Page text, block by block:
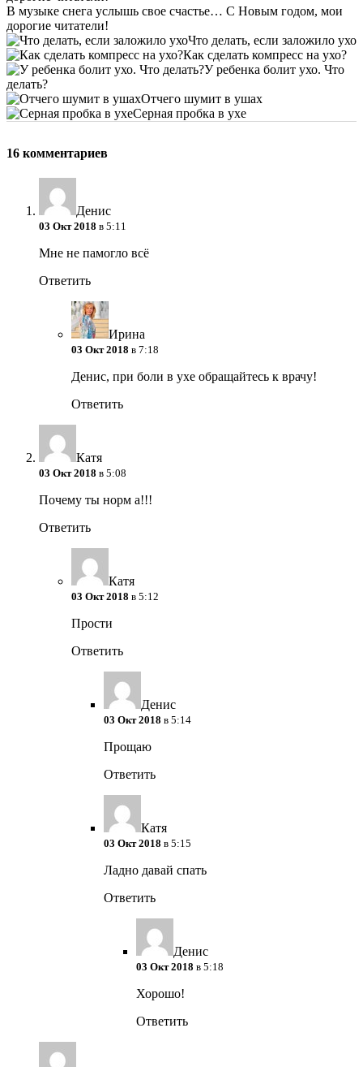
В музыке снега услышь свое счастье… С Новым годом, мои
дорогие читатели!
Что делать, если заложило ухо
Как сделать компресс на ухо?
У ребенка болит ухо. Что
делать?
Отчего шумит в ушах
Серная пробка в ухе
16 комментариев
Денис
03 Окт 2018 в 5:11
Мне не памогло всё
Ответить
Ирина
03 Окт 2018 в 7:18
Денис, при боли в ухе обращайтесь к врачу!
Ответить
Катя
03 Окт 2018 в 5:08
Почему ты норм а!!!
Ответить
Катя
03 Окт 2018 в 5:12
Прости
Ответить
Денис
03 Окт 2018 в 5:14
Прощаю
Ответить
Катя
03 Окт 2018 в 5:15
Ладно давай спать
Ответить
Денис
03 Окт 2018 в 5:18
Хорошо!
Ответить